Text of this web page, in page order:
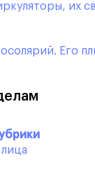
их
Его